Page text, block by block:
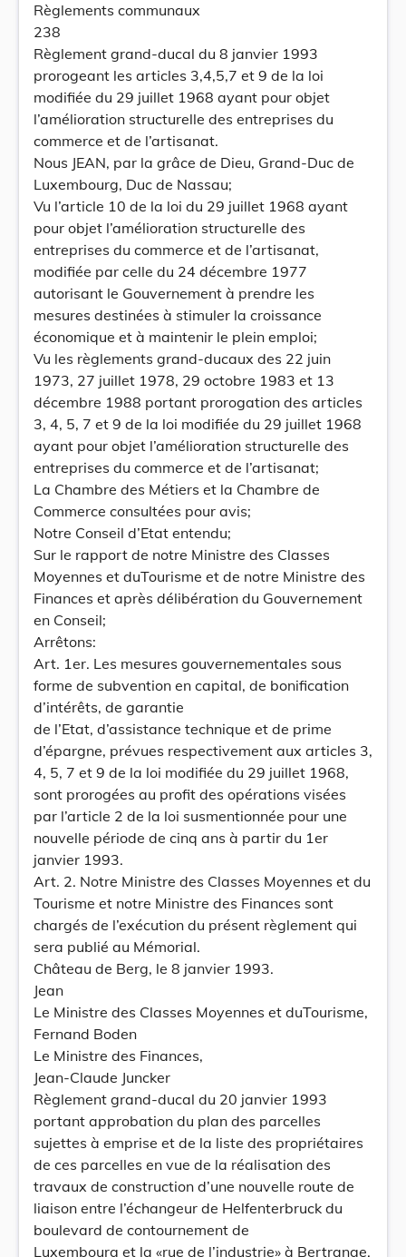
Règlements communaux
238
Règlement grand-ducal du 8 janvier 1993
prorogeant les articles 3,4,5,7 et 9 de la loi
modifiée du 29 juillet 1968 ayant pour objet
l’amélioration structurelle des entreprises du
commerce et de l’artisanat.
Nous JEAN, par la grâce de Dieu, Grand-Duc de
Luxembourg, Duc de Nassau;
Vu l’article 10 de la loi du 29 juillet 1968 ayant
pour objet l’amélioration structurelle des
entreprises du commerce et de l’artisanat,
modifiée par celle du 24 décembre 1977
autorisant le Gouvernement à prendre les
mesures destinées à stimuler la croissance
économique et à maintenir le plein emploi;
Vu les règlements grand-ducaux des 22 juin
1973, 27 juillet 1978, 29 octobre 1983 et 13
décembre 1988 portant prorogation des articles
3, 4, 5, 7 et 9 de la loi modifiée du 29 juillet 1968
ayant pour objet l’amélioration structurelle des
entreprises du commerce et de l’artisanat;
La Chambre des Métiers et la Chambre de
Commerce consultées pour avis;
Notre Conseil d’Etat entendu;
Sur le rapport de notre Ministre des Classes
Moyennes et duTourisme et de notre Ministre des
Finances et après délibération du Gouvernement
en Conseil;
Arrêtons:
Art. 1er. Les mesures gouvernementales sous
forme de subvention en capital, de bonification
d’intérêts, de garantie
de l’Etat, d’assistance technique et de prime
d’épargne, prévues respectivement aux articles 3,
4, 5, 7 et 9 de la loi modifiée du 29 juillet 1968,
sont prorogées au profit des opérations visées
par l’article 2 de la loi susmentionnée pour une
nouvelle période de cinq ans à partir du 1er
janvier 1993.
Art. 2. Notre Ministre des Classes Moyennes et du
Tourisme et notre Ministre des Finances sont
chargés de l’exécution du présent règlement qui
sera publié au Mémorial.
Château de Berg, le 8 janvier 1993.
Jean
Le Ministre des Classes Moyennes et duTourisme,
Fernand Boden
Le Ministre des Finances,
Jean-Claude Juncker
Règlement grand-ducal du 20 janvier 1993
portant approbation du plan des parcelles
sujettes à emprise et de la liste des propriétaires
de ces parcelles en vue de la réalisation des
travaux de construction d’une nouvelle route de
liaison entre l’échangeur de Helfenterbruck du
boulevard de contournement de
Luxembourg et la «rue de l’industrie» à Bertrange.